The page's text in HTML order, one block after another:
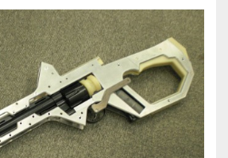
ー
シ
ョ
ン